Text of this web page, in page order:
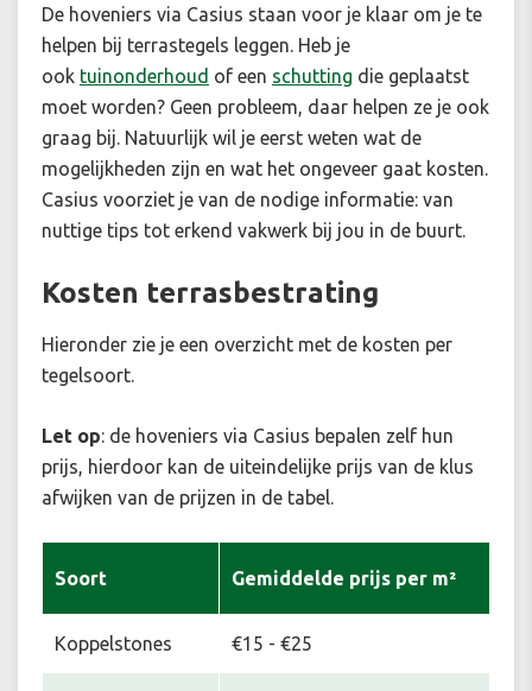
De hoveniers via Casius staan voor je klaar om je te
helpen bij terrastegels leggen. Heb je
ook tuinonderhoud of een schutting die geplaatst
moet worden? Geen probleem, daar helpen ze je ook
graag bij. Natuurlijk wil je eerst weten wat de
mogelijkheden zijn en wat het ongeveer gaat kosten.
Casius voorziet je van de nodige informatie: van
nuttige tips tot erkend vakwerk bij jou in de buurt.
Kosten terrasbestrating
Hieronder zie je een overzicht met de kosten per
tegelsoort.
Let op: de hoveniers via Casius bepalen zelf hun
prijs, hierdoor kan de uiteindelijke prijs van de klus
afwijken van de prijzen in de tabel.
Soort Gemiddelde prijs per m²
Koppelstones €15 - €25